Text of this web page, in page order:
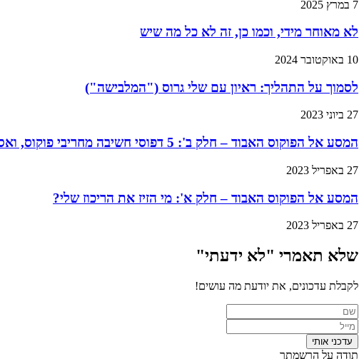
7 במרץ 2025
לא מאוחר מידי, וכמו כן, זה לא כל מה שיש
10 באוקטובר 2024
לסמוך על התהליך: ראיון עם שלי גרוס ("המלבישה")
27 ביוני 2023
המסע אל הפוקוס האבוד – חלק ב': 5 דפוסי חשיבה מחריבי פוקוס, ואסטרטגיות להתגבר עליהם
27 באפריל 2023
המסע אל הפוקוס האבוד – חלק א': מי הזיז את הריכוז שלי?
27 באפריל 2023
שלא תאמרי "לא ידעתי"​
לקבלת עדכונים, את יודעת מה עושים!
תודה על הרשמתך